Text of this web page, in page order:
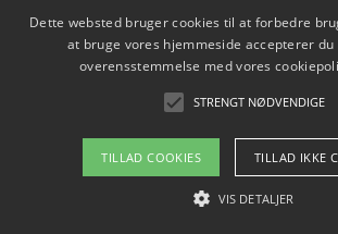
Sådan har udviklingen inden for
ændret sig
Copyright 2026 - Pilanto
Om / kontakt
Dette websted bruger cookies til at forbedre
at bruge vores hjemmeside accepterer du
overensstemmelse med vores
STRENGT NØDVENDIGE
TILLAD COOKIES TILLAD IKKE
VIS DETALJER